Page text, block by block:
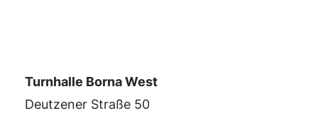
Turnhalle Borna West
Deutzener Straße 50